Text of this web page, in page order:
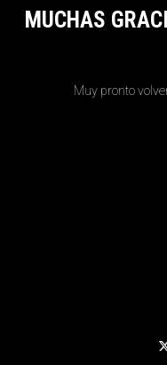
MUCHAS
Muy pronto